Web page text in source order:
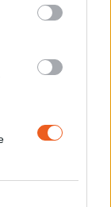
latest